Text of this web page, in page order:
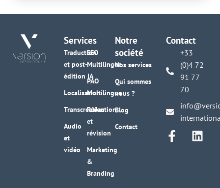
Services
Traduction
et post-
édition IA
Localisation
Transcréation
Audio
et
vidéo
SEO
Multilingue
PAO
Multilingue
Rédaction
et
révision
Marketing
&
Branding
Notre
société
Nos services
Qui sommes
nous ?
Blog
Contact
Contact
+33
(0)4 72
91 77
70